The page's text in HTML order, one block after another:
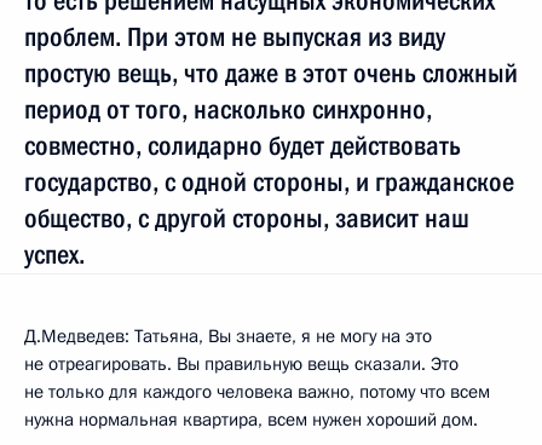
проблем. При этом не выпуская из виду
простую вещь, что даже в этот очень сложный
период от того, насколько синхронно,
совместно, солидарно будет действовать
государство, с одной стороны, и гражданское
общество, с другой стороны, зависит наш
успех.
Д.Медведев: Татьяна, Вы знаете, я не могу на это
не отреагировать. Вы правильную вещь сказали. Это
не только для каждого человека важно, потому что всем
нужна нормальная квартира, всем нужен хороший дом.